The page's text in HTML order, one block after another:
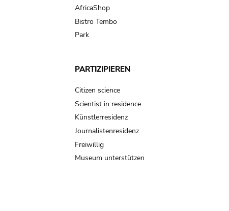
AfricaShop
Bistro Tembo
Park
PARTIZIPIEREN
Citizen science
Scientist in residence
Künstlerresidenz
Journalistenresidenz
Freiwillig
Museum unterstützen